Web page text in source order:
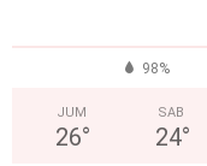
98%
JUM
26°
SAB
24°